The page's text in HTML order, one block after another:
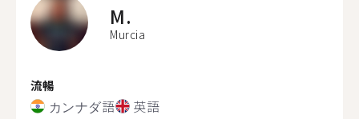
M.
Murcia
流暢
カンナダ語 英語